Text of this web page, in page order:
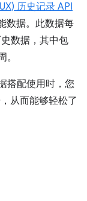
历史记录 API
数据。此数据每
数据，其中包
搭配使用时，您
从而能够轻松了